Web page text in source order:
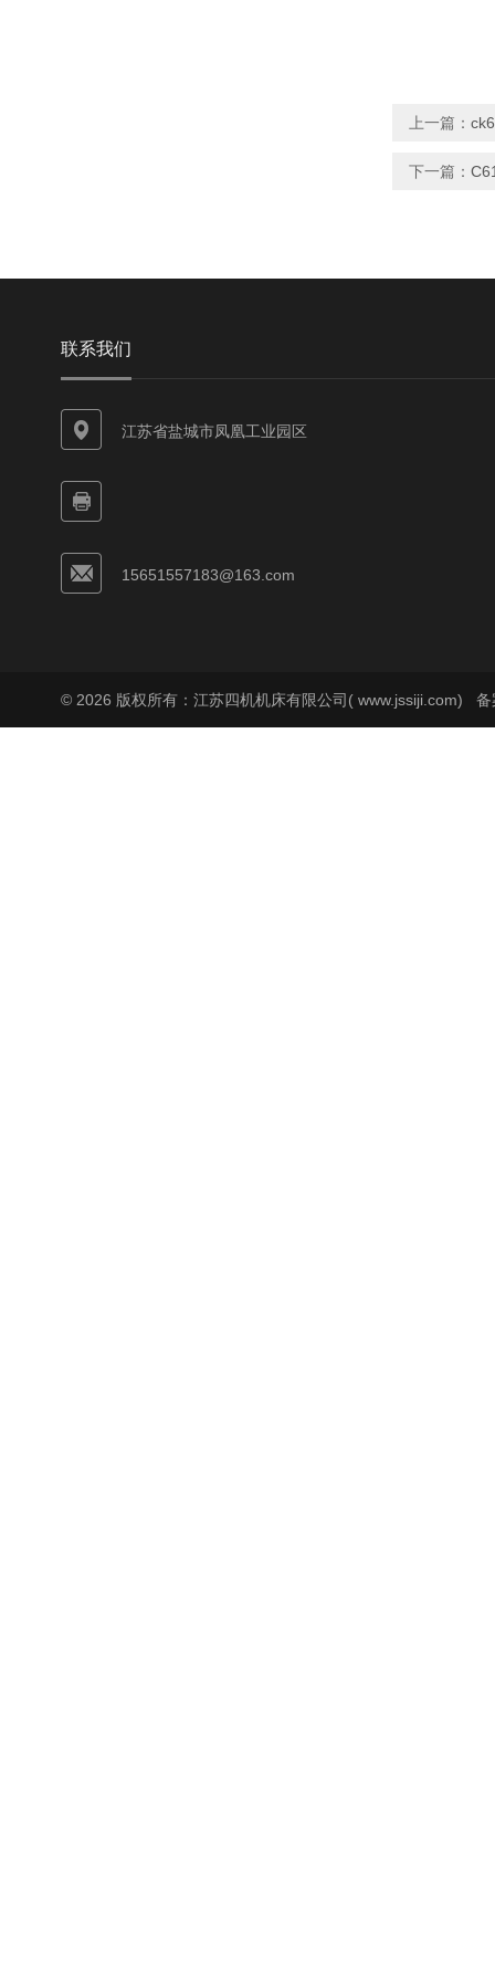
上一篇：
下一篇：
联系我们
江苏省盐城市凤凰工业园区
15651557183@163.com
© 2026 版权所有：江苏四机机床有限公司( www.jssiji.com) 备